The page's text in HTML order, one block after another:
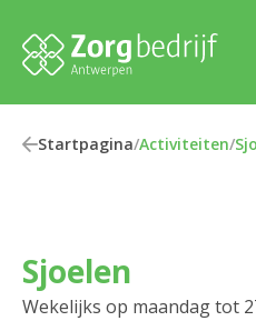
Startpagina/Activiteiten/
Sjoelen
Wekelijks op maandag tot